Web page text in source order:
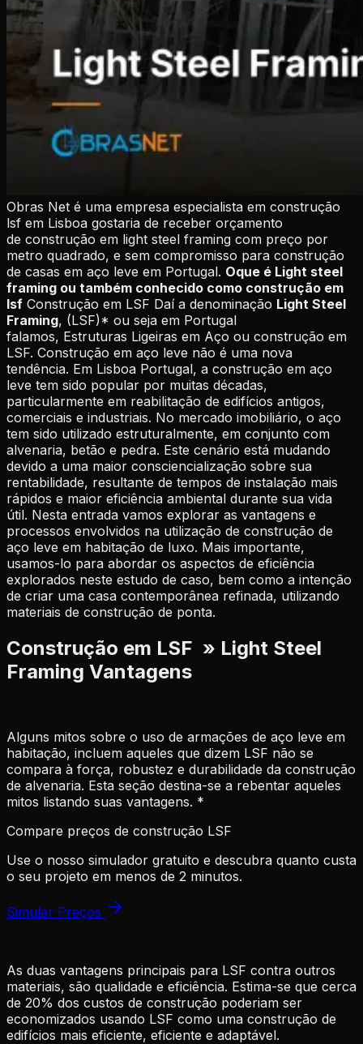
Obras Net é uma empresa especialista em construção
lsf em Lisboa gostaria de receber orçamento
de construção em light steel framing com preço por
metro quadrado, e sem compromisso para construção
de casas em aço leve em Portugal. Oque é Light steel
framing ou também conhecido como construção em
lsf Construção em LSF Daí a denominação Light Steel
Framing, (LSF)* ou seja em Portugal
falamos, Estruturas Ligeiras em Aço ou construção em
LSF. Construção em aço leve não é uma nova
tendência. Em Lisboa Portugal, a construção em aço
leve tem sido popular por muitas décadas,
particularmente em reabilitação de edifícios antigos,
comerciais e industriais. No mercado imobiliário, o aço
tem sido utilizado estruturalmente, em conjunto com
alvenaria, betão e pedra. Este cenário está mudando
devido a uma maior consciencialização sobre sua
rentabilidade, resultante de tempos de instalação mais
rápidos e maior eficiência ambiental durante sua vida
útil. Nesta entrada vamos explorar as vantagens e
processos envolvidos na utilização de construção de
aço leve em habitação de luxo. Mais importante,
usamos-lo para abordar os aspectos de eficiência
explorados neste estudo de caso, bem como a intenção
de criar uma casa contemporânea refinada, utilizando
materiais de construção de ponta.
Construção em LSF » Light Steel
Framing Vantagens
Alguns mitos sobre o uso de armações de aço leve em
habitação, incluem aqueles que dizem LSF não se
compara à força, robustez e durabilidade da construção
de alvenaria. Esta seção destina-se a rebentar aqueles
mitos listando suas vantagens. *
Compare preços de construção LSF
Use o nosso simulador gratuito e descubra quanto custa
o seu projeto em menos de 2 minutos.
Simular Preços
As duas vantagens principais para LSF contra outros
materiais, são qualidade e eficiência. Estima-se que cerca
de 20% dos custos de construção poderiam ser
economizados usando LSF como uma construção de
edifícios mais eficiente, eficiente e adaptável.